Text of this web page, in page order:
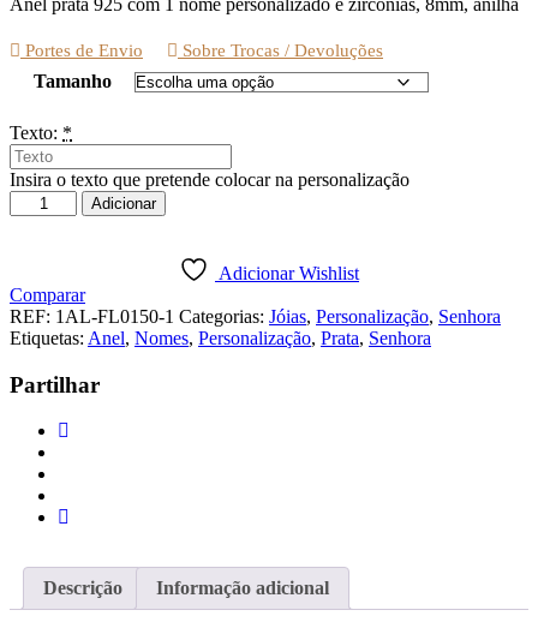
Anel prata 925 com 1 nome personalizado e zircónias, 8mm, anilha
Portes de Envio Sobre Trocas / Devoluções
Tamanho
Texto: *
Insira o texto que pretende colocar na personalização
Quantidade
de
COM
1
NOME
PERSONALIZADO
E
ZIRCÓNIAS
Adicionar
Adicionar Wishlist
Comparar
REF: 1AL-FL0150-1 Categorias: Jóias, Personalização, Senhora
Etiquetas: Anel, Nomes, Personalização, Prata, Senhora
Partilhar
Descrição Informação adicional